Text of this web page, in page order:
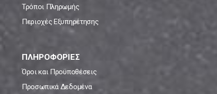
Τρόποι Πληρωμής
Περιοχές Εξυπηρέτησης
ΠΛΗΡΟΦΟΡΙΕΣ
Όροι και Προϋποθέσεις
Προσωπικά Δεδομένα